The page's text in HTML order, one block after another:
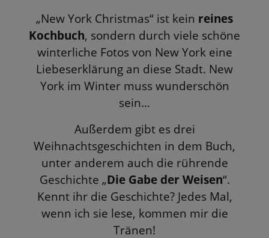
„New York Christmas“ ist kein reines
Kochbuch, sondern durch viele schöne
winterliche Fotos von New York eine
Liebeserklärung an diese Stadt. New
York im Winter muss wunderschön
sein…
Außerdem gibt es drei
Weihnachtsgeschichten in dem Buch,
unter anderem auch die rührende
Geschichte „Die Gabe der Weisen“.
Kennt ihr die Geschichte? Jedes Mal,
wenn ich sie lese, kommen mir die
Tränen!